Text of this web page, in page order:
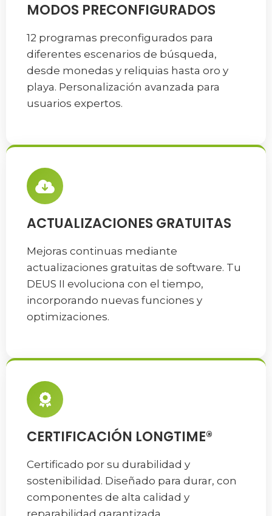
MODOS PRECONFIGURADOS
12 programas preconfigurados para
diferentes escenarios de búsqueda,
desde monedas y reliquias hasta oro y
playa. Personalización avanzada para
usuarios expertos.
ACTUALIZACIONES GRATUITAS
Mejoras continuas mediante
actualizaciones gratuitas de software. Tu
DEUS II evoluciona con el tiempo,
incorporando nuevas funciones y
optimizaciones.
CERTIFICACIÓN LONGTIME®
Certificado por su durabilidad y
sostenibilidad. Diseñado para durar, con
componentes de alta calidad y